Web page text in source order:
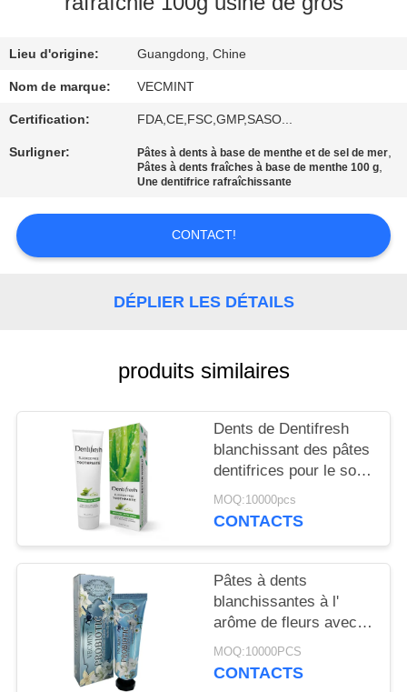
CONTRÔLE
DE
QUALITÉ
CONTACTEZ-
NOUS
DEMANDEZ
PLAN
POLITIQUE
EN
MATIÈRE
PROTECTION
Lieu d'origine: Guangdong, Chine
Nom de marque: VECMINT
Certification: FDA,CE,FSC,GMP,SASO...
Surligner: Pâtes à dents à base de menthe et de sel de mer,
Pâtes à dents fraîches à base de menthe 100 g,
Une dentifrice rafraîchissante
CONTACT!
DÉPLIER LES DÉTAILS
produits similaires
Dents de Dentifresh
blanchissant des pâtes
dentifrices pour le soin
oral professionnel non
toxique
MOQ:10000pcs
CONTACTS
Pâtes à dents
blanchissantes à l'
arôme de fleurs avec
sorbitol Silica 400g
Carton en papier blanc
MOQ:10000PCS
CONTACTS